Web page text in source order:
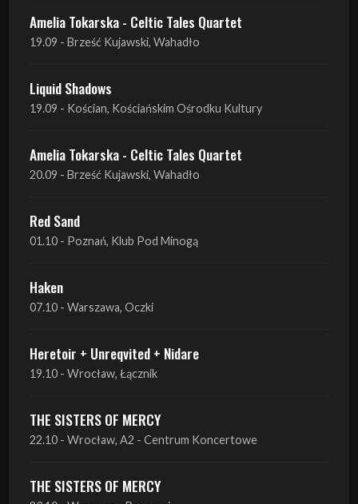
Liquid Shadows
19.09 - Kościan, Kościańskim Ośrodku Kultury
Amelia Tokarska - Celtic Tales Quartet
20.09 - Brześć Kujawski, Wahadło
Red Sand
Haken
Heretoir + Unreqvited + Nidare
THE SISTERS OF MERCY
22.10 - Wrocław, A2 - Centrum Koncertowe
THE SISTERS OF MERCY
Lone Assembly